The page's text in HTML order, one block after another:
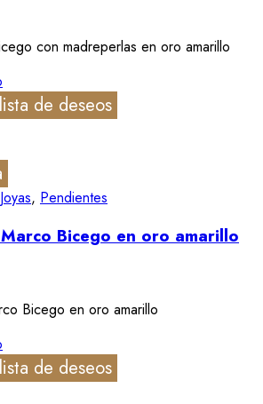
con madreperlas en oro amarillo
de deseos
Joyas, Pendientes
Bicego en oro amarillo
Bicego en oro amarillo
de deseos